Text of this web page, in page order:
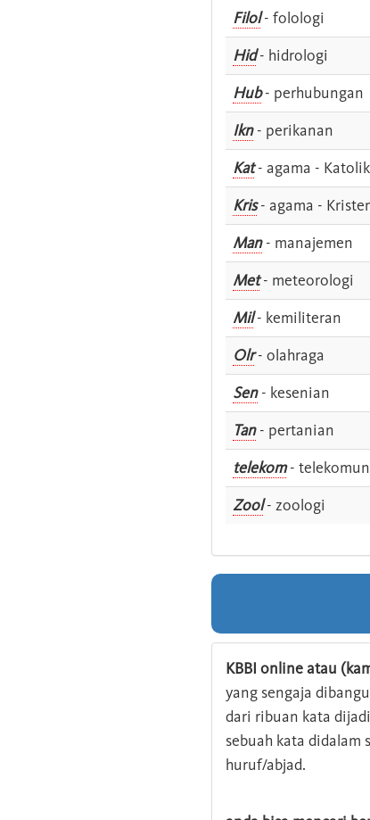
Filol- folologi
Hid- hidrologi
Hub- perhubungan
Ikn- perikanan
Kat- agama - Katolik
Kris- agama -
Man- manajemen
Met- meteorologi
Mil- kemiliteran
Olr- olahraga
Sen- kesenian
Tan- pertanian
telekom-
Zool- zoologi
KBBI online atau
yang sengaja
dari ribuan kata
sebuah kata
huruf/abjad.